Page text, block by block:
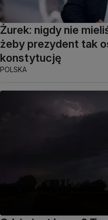
Żurek: nigdy nie
żeby prezydent tak
konstytucję
POLSKA